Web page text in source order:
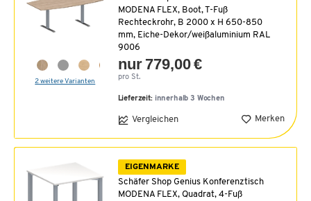
2 weitere Varianten
MODENA FLEX, Boot, T-Fuß
Rechteckrohr, B 2000 x H 650-850
mm, Eiche-Dekor/weißaluminium RAL
9006
nur 779,00 €
pro St.
Lieferzeit: innerhalb 3 Wochen
Vergleichen Merken
EIGENMARKE
Schäfer Shop Genius Konferenztisch
MODENA FLEX, Quadrat, 4-Fuß